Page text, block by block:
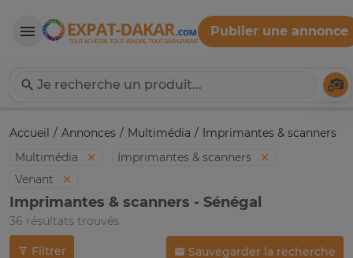
Expat-Dakar
Publier une annonce
Accueil Annonces Multimédia
Imprimantes & scanners
Multimédia
Imprimantes & scanners
Venant
Imprimantes & scanners - Sénégal
36 résultats trouvés
Filtrer Sauvegarder la recherche